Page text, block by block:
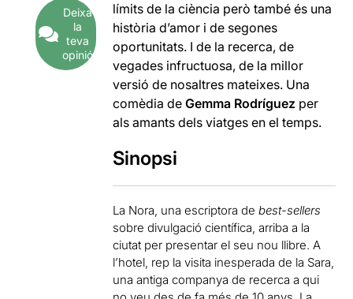
Deixa
la
teva
opinió
límits de la ciència però també és una
història d’amor i de segones
oportunitats. I de la recerca, de
vegades infructuosa, de la millor
versió de nosaltres mateixes. Una
comèdia deGemma Rodríguez per
als amants dels viatges en el temps.
Sinopsi
La Nora, una escriptora debest-sellers
sobre divulgació científica, arriba a la
ciutat per presentar el seu nou llibre. A
l’hotel, rep la visita inesperada de la Sara,
una antiga companya de recerca a qui